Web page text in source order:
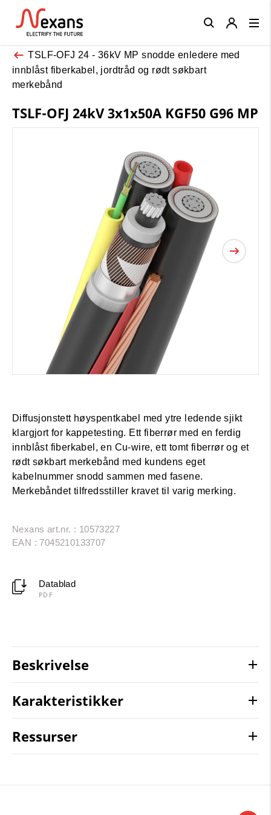
TSLF-OFJ 24 - 36kV MP snodde enledere med
innblåst fiberkabel, jordtråd og rødt søkbart
merkebånd
TSLF-OFJ 24kV 3x1x50A KGF50 G96 MP
Diffusjonstett høyspentkabel med ytre ledende sjikt
klargjort for kappetesting. Ett fiberrør med en ferdig
innblåst fiberkabel, en Cu-wire, ett tomt fiberrør og et
rødt søkbart merkebånd med kundens eget
kabelnummer snodd sammen med fasene.
Merkebåndet tilfredsstiller kravet til varig merking.
Nexans art.nr. : 10573227
EAN : 7045210133707
Datablad
PDF
Beskrivelse
Karakteristikker
Ressurser
Close